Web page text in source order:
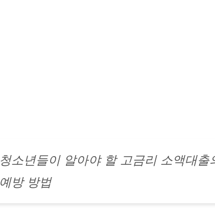
청소년들이 알아야 할 고금리 소액대출
예방 방법